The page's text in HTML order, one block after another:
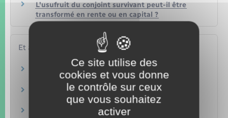
L'usufruit du conjoint survivant peut-il être
transformé en rente ou en capital ?
Et aussi
Droits de succession et de donation
Argent – Impôts – Consommation
Règlement d'une succession
Famille – Scolarité
Ce site utilise des
cookies et vous donne
le contrôle sur ceux
que vous souhaitez
activer